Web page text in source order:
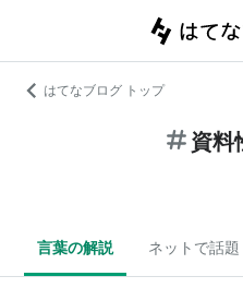
はてなブログ トップ
資料
言葉の解説 ネットで話題